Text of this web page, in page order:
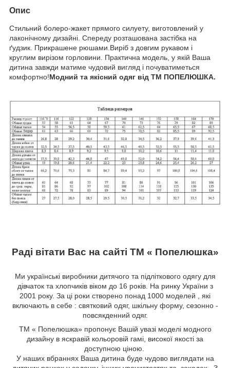
Опис
Стильний болеро-жакет прямого силуету, виготовлений у
лаконічному дизайні. Спереду розташована застібка на
ґудзик. Прикрашене рюшами.Виріб з довгим рукавом і
круглим вирізом горловини. Практична модель, у якій Ваша
дитина завжди матиме чудовий вигляд і почуватиметься
комфортно!Модний та якісний одяг від ТМ ПОПЕЛЮШКА.
Раді вітати Вас на сайті ТМ « Попелюшка»
Ми українські виробники дитячого та підліткового одягу для
дівчаток та хлопчиків віком до 16 років. На ринку України з
2001 року. За ці роки створено понад 1000 моделей , які
включають в себе : святковий одяг, шкільну форму, сезонно -
повсякденний одяг.
ТМ « Попелюшка» пропонує Вашій увазі моделі модного
дизайну в яскравій кольоровій гамі, високої якості за
доступною ціною.
У наших вбраннях Ваша дитина буде чудово виглядати на